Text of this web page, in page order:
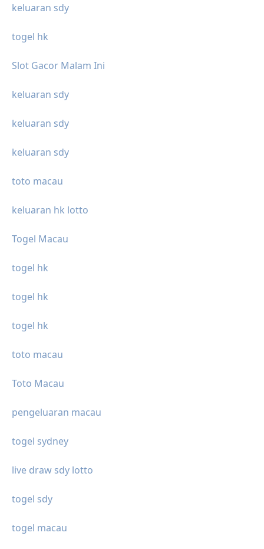
keluaran sdy
togel hk
Slot Gacor Malam Ini
keluaran sdy
keluaran sdy
keluaran sdy
toto macau
keluaran hk lotto
Togel Macau
togel hk
togel hk
togel hk
toto macau
Toto Macau
pengeluaran macau
togel sydney
live draw sdy lotto
togel sdy
togel macau